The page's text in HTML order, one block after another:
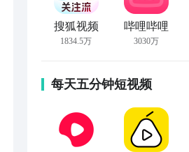
搜狐视频
1834.5万
哔哩哔哩
3030万
每天五分钟短视频